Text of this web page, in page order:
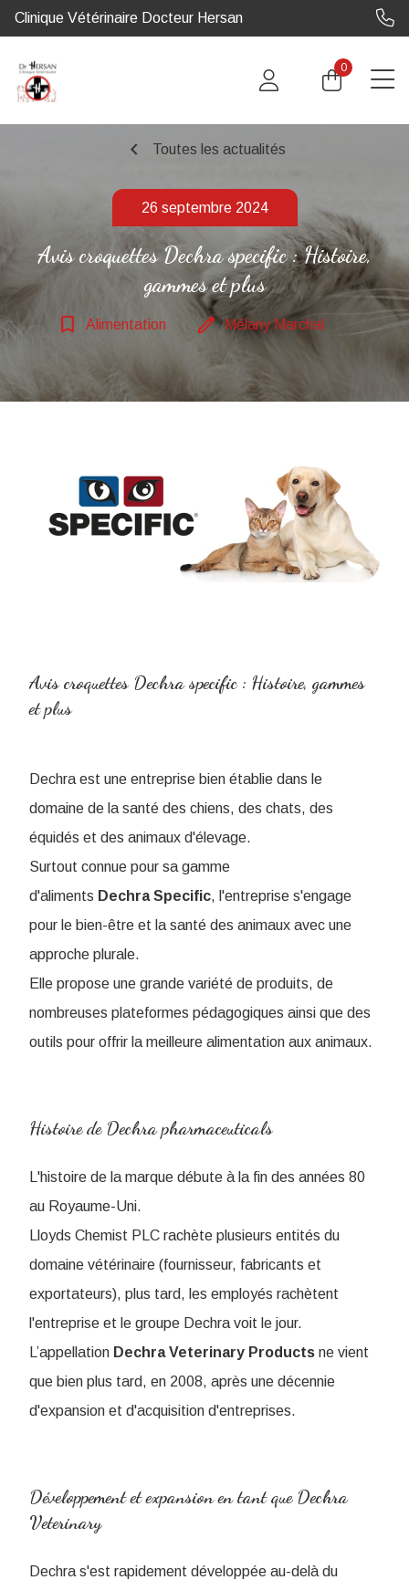
Clinique Vétérinaire Docteur Hersan
0
chevron_left Toutes les actualités
26 septembre 2024
Avis croquettes Dechra specific : Histoire,
gammes et plus
bookmark_border Alimentation edit Mélany Marchal
Avis croquettes Dechra specific : Histoire, gammes
et plus
Dechra est une entreprise bien établie dans le
domaine de la santé des chiens, des chats, des
équidés et des animaux d'élevage.
Surtout connue pour sa gamme
d'aliments Dechra Specific, l'entreprise s'engage
pour le bien-être et la santé des animaux avec une
approche plurale.
Elle propose une grande variété de produits, de
nombreuses plateformes pédagogiques ainsi que des
outils pour offrir la meilleure alimentation aux animaux.
Histoire de Dechra pharmaceuticals
L'histoire de la marque débute à la fin des années 80
au Royaume-Uni.
Lloyds Chemist PLC rachète plusieurs entités du
domaine vétérinaire (fournisseur, fabricants et
exportateurs), plus tard, les employés rachètent
l'entreprise et le groupe Dechra voit le jour.
L’appellation Dechra Veterinary Products ne vient
que bien plus tard, en 2008, après une décennie
d'expansion et d'acquisition d'entreprises.
Développement et expansion en tant que Dechra
Veterinary
Dechra s'est rapidement développée au-delà du